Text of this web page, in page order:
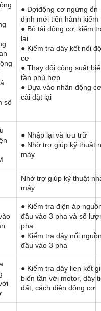
số
● Đợiđộng cơ ngừng ổn
định mới tiến hành kiểm
● Bỏ tải động cơ, kiểm
lại
● Kiểm tra dây kết nối
cơ
● Thay đổi công suất
tần phù hợp
● Dựa vào nhãn động cơ
cài đặt lại
● Nhập lại và lưu trữ
● Nhờ trợ giúp kỹ thuật
máy
Nhờ trợ giúp kỹ thuật
máy
● Kiểm tra điện áp
đầu vào 3 pha và số
pha
● Kiểm tra dây nối
đầu vào 3 pha
● Kiểm tra dây lien kết
biến tần với motor, dây
đất, cách điện động cơ